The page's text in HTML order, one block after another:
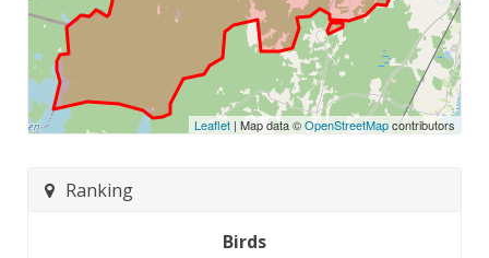
Leaflet | Map data ©OpenStreetMapcontributors
Ranking
Birds